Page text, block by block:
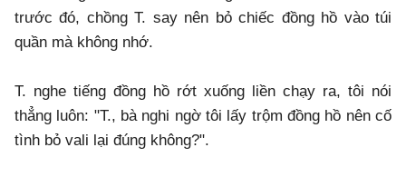
trước đó, chồng T. say nên bỏ chiếc đồng hồ vào túi
quần mà không nhớ.
T. nghe tiếng đồng hồ rớt xuống liền chạy ra, tôi nói
thẳng luôn: "T., bà nghi ngờ tôi lấy trộm đồng hồ nên cố
tình bỏ vali lại đúng không?".